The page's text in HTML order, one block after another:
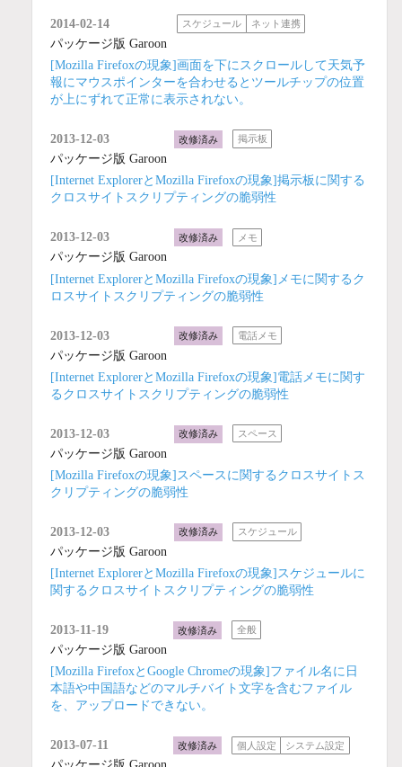
2014-02-14 スケジュール ネット連携
パッケージ版 Garoon
[Mozilla Firefoxの現象]画面を下にスクロールして天気予
報にマウスポインターを合わせるとツールチップの位置
が上にずれて正常に表示されない。
2013-12-03 改修済み 掲示板
パッケージ版 Garoon
[Internet ExplorerとMozilla Firefoxの現象]掲示板に関する
クロスサイトスクリプティングの脆弱性
2013-12-03 改修済み メモ
パッケージ版 Garoon
[Internet ExplorerとMozilla Firefoxの現象]メモに関するク
ロスサイトスクリプティングの脆弱性
2013-12-03 改修済み 電話メモ
パッケージ版 Garoon
[Internet ExplorerとMozilla Firefoxの現象]電話メモに関す
るクロスサイトスクリプティングの脆弱性
2013-12-03 改修済み スペース
パッケージ版 Garoon
[Mozilla Firefoxの現象]スペースに関するクロスサイトス
クリプティングの脆弱性
2013-12-03 改修済み スケジュール
パッケージ版 Garoon
[Internet ExplorerとMozilla Firefoxの現象]スケジュールに
関するクロスサイトスクリプティングの脆弱性
2013-11-19 改修済み 全般
パッケージ版 Garoon
[Mozilla FirefoxとGoogle Chromeの現象]ファイル名に日
本語や中国語などのマルチバイト文字を含むファイル
を、アップロードできない。
2013-07-11 改修済み 個人設定 システム設定